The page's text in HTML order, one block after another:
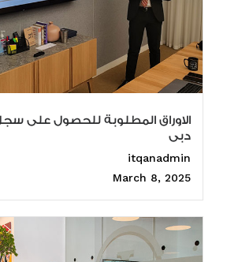
الاوراق المطلوبة للحصول على
دبى
itqanadmin
March 8, 2025